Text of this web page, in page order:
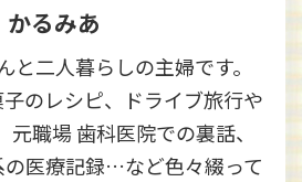
かるみあ
と二人暮らしの主婦です。
のレシピ、ドライブ旅行や
職場 歯科医院での裏話、
医療記録…など色々綴って